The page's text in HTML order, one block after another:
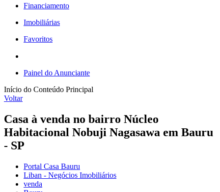
Financiamento
Imobiliárias
Favoritos
Painel do Anunciante
Início do Conteúdo Principal
Voltar
Casa à venda no bairro Núcleo
Habitacional Nobuji Nagasawa em Bauru
- SP
Portal Casa Bauru
Liban - Negócios Imobiliários
venda